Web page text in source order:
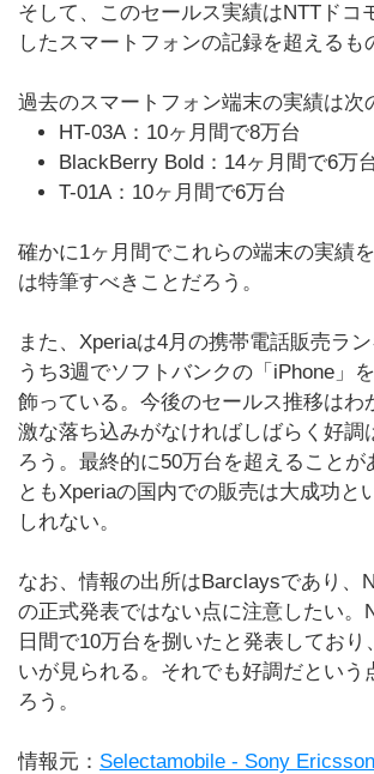
そして、このセールス実績はNTTドコ
したスマートフォンの記録を超えるも
過去のスマートフォン端末の実績は次
HT-03A：10ヶ月間で8万台
BlackBerry Bold：14ヶ月間で6万
T-01A：10ヶ月間で6万台
確かに1ヶ月間でこれらの端末の実績
は特筆すべきことだろう。
また、Xperiaは4月の携帯電話販売ラ
うち3週でソフトバンクの「iPhone」
飾っている。今後のセールス推移はわ
激な落ち込みがなければしばらく好調
ろう。最終的に50万台を超えることが
ともXperiaの国内での販売は大成功と
しれない。
なお、情報の出所はBarclaysであり、
の正式発表ではない点に注意したい。
日間で10万台を捌いたと発表しており
いが見られる。それでも好調だという
ろう。
情報元： Selectamobile - Sony